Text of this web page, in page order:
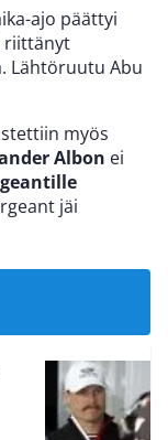
ajo päättyi
riittänyt
Lähtöruutu Abu
myös
Albon ei
jäi